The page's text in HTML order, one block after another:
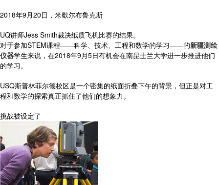
2018年9月20日，米歇尔布鲁克斯
UQ讲师Jess Smith裁决纸质飞机比赛的结果。
对于参加STEM课程——科学、技术、工程和数学的学习——的新疆测绘
仪器学生来说，在2018年9月5日有机会在南昆士兰大学进一步推进他们
的学习。
USQ斯普林菲尔德校区是一个密集的纸面折叠下午的背景，但正是对工
程和数学的探索真正抓住了他们的想象力。
挑战被设定了